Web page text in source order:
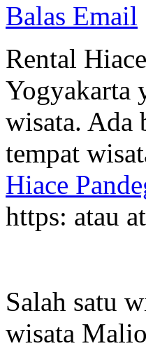
Balas Email
Rental
Yogyakarta
wisata. Ada
tempat
Hiace
https: atau
Salah satu
wisata